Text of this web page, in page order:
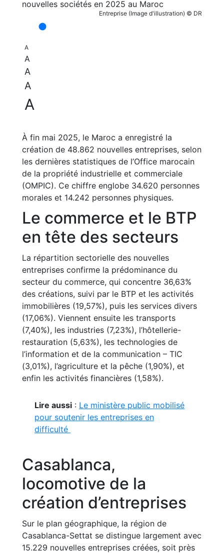
Entreprise (Image d'illustration) © DR
A
A
A
A
A
À fin mai 2025, le Maroc a enregistré la
création de 48.862 nouvelles entreprises, selon
les dernières statistiques de l’Office marocain
de la propriété industrielle et commerciale
(OMPIC). Ce chiffre englobe 34.620 personnes
morales et 14.242 personnes physiques.
Le commerce et le BTP
en tête des secteurs
La répartition sectorielle des nouvelles
entreprises confirme la prédominance du
secteur du commerce, qui concentre 36,63%
des créations, suivi par le BTP et les activités
immobilières (19,57%), puis les services divers
(17,06%). Viennent ensuite les transports
(7,40%), les industries (7,23%), l’hôtellerie-
restauration (5,63%), les technologies de
l’information et de la communication – TIC
(3,01%), l’agriculture et la pêche (1,90%), et
enfin les activités financières (1,58%).
Lire aussi : Le ministère public mobilisé
pour soutenir les entreprises en
difficulté
Casablanca,
locomotive de la
création d’entreprises
Sur le plan géographique, la région de
Casablanca-Settat se distingue largement avec
15.229 nouvelles entreprises créées, soit près